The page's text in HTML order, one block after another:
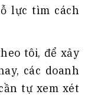
lực tìm cách
tôi, để xảy
các doanh
tự xem xét